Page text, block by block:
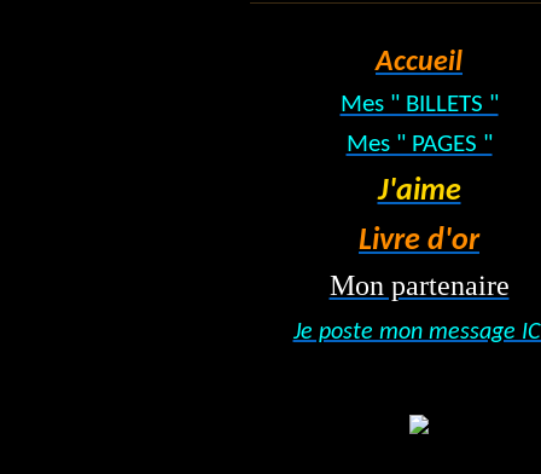
Accueil
Mes " BILLETS "
Mes " PAGES "
J'aime
Livre d'or
Mon partenaire
Je poste mon message